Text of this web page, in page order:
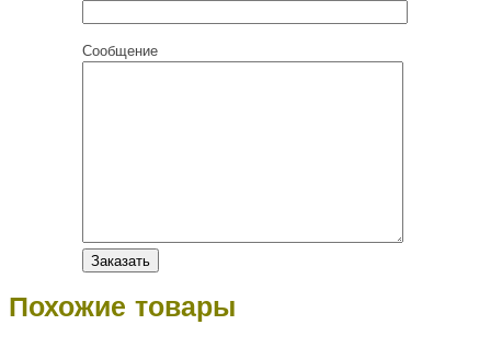
Сообщение
Похожие товары